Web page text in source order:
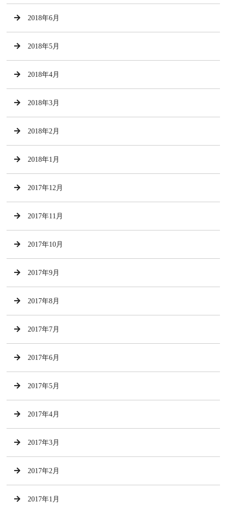
2018年6月
2018年5月
2018年4月
2018年3月
2018年2月
2018年1月
2017年12月
2017年11月
2017年10月
2017年9月
2017年8月
2017年7月
2017年6月
2017年5月
2017年4月
2017年3月
2017年2月
2017年1月